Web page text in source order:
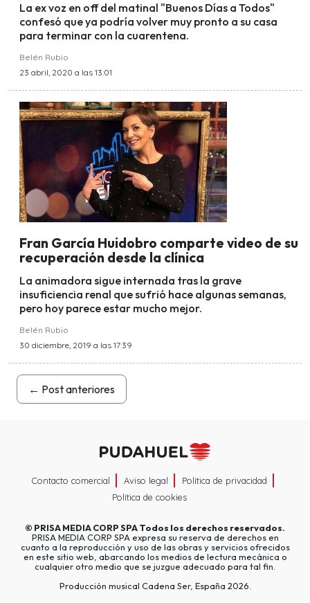
La ex voz en off del matinal "Buenos Días a Todos"
confesó que ya podría volver muy pronto a su casa
para terminar con la cuarentena.
Belén Rubio
23 abril, 2020 a las 13:01
Fran García Huidobro comparte video de su
recuperación desde la clínica
La animadora sigue internada tras la grave
insuficiencia renal que sufrió hace algunas semanas,
pero hoy parece estar mucho mejor.
Belén Rubio
30 diciembre, 2019 a las 17:39
← Post anteriores
Contacto comercial Aviso legal
Política de privacidad
Política de cookies
© PRISA MEDIA CORP SPATodos los derechos reservados.
PRISA MEDIA CORP SPA expresa su reserva de derechos en
cuanto a la reproducción y uso de las obras y servicios ofrecidos
en este sitio web, abarcando los medios de lectura mecánica o
cualquier otro medio que se juzgue adecuado para tal fin.
Producción musical Cadena Ser, España 2026.